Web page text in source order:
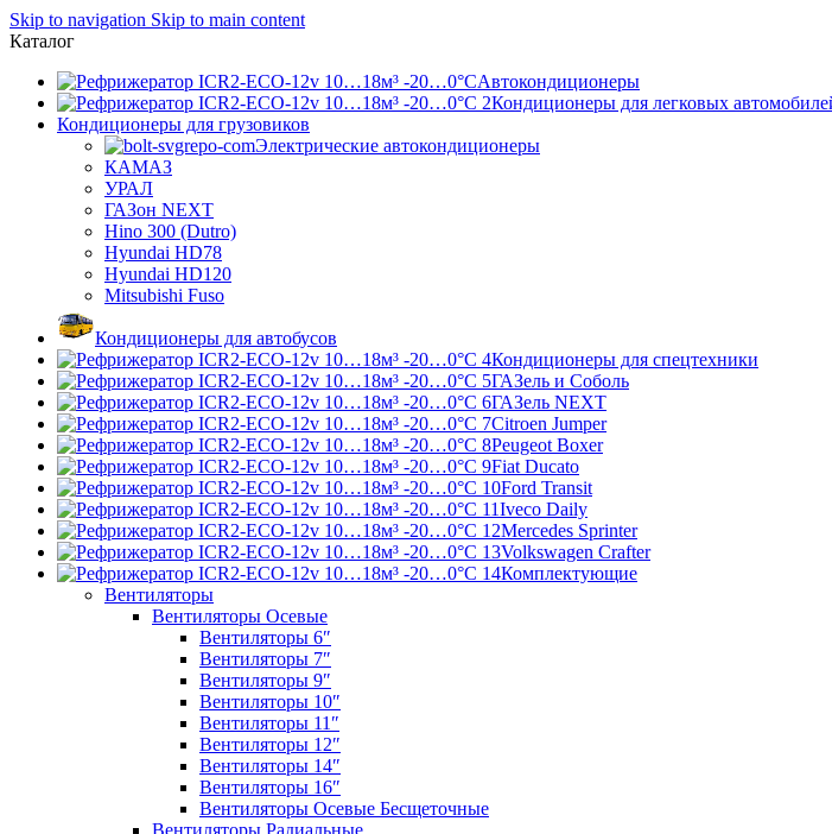
Skip to navigation Skip to main content
Каталог
Автокондиционеры
Кондиционеры для легковых
Кондиционеры для грузовиков
Электрические автокондиционеры
КАМАЗ
УРАЛ
ГАЗон NEXT
Hino 300 (Dutro)
Hyundai HD78
Hyundai HD120
Mitsubishi Fuso
Кондиционеры для автобусов
Кондиционеры для спецтехники
ГАЗель и Соболь
ГАЗель NEXT
Citroen Jumper
Peugeot Boxer
Fiat Ducato
Ford Transit
Iveco Daily
Mercedes Sprinter
Volkswagen Crafter
Комплектующие
Вентиляторы
Вентиляторы Осевые
Вентиляторы 6″
Вентиляторы 7″
Вентиляторы 9″
Вентиляторы 10″
Вентиляторы 11″
Вентиляторы 12″
Вентиляторы 14″
Вентиляторы 16″
Вентиляторы Осевые Бесщеточные
Вентиляторы Радиальные